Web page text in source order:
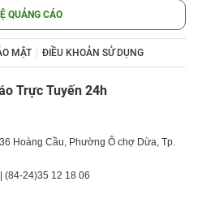
QUẢNG CÁO
MẬT ĐIỀU KHOẢN SỬ DỤNG
Trực Tuyến 24h
Hoàng Cầu, Phường Ô chợ Dừa, Tp.
| (84-24)35 12 18 06